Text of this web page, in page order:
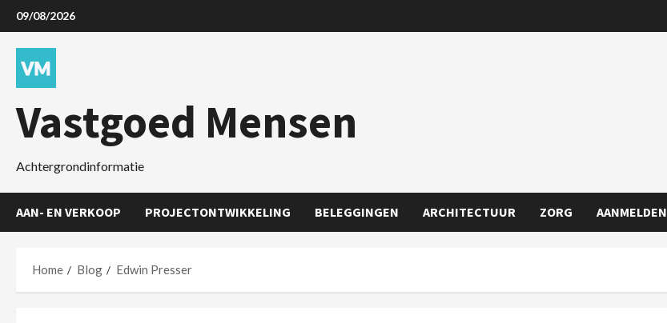
09/08/2026
Vastgoed Mensen
Achtergrondinformatie
AAN- EN VERKOOP PROJECTONTWIKKELING BELEGGINGEN ARCHITECTUUR ZORG AANMELDEN
Home Blog Edwin Presser